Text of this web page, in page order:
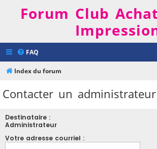
Forum Club
FAQ
Index du forum
Contacter un
Destinataire :
Administrateur
Votre adresse courriel :